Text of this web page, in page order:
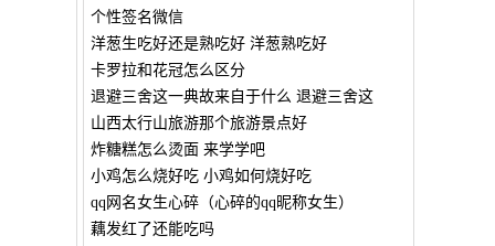
个性签名微信
洋葱生吃好还是熟吃好 洋葱熟吃好
卡罗拉和花冠怎么区分
退避三舍这一典故来自于什么 退避三舍这
山西太行山旅游那个旅游景点好
炸糖糕怎么烫面 来学学吧
小鸡怎么烧好吃 小鸡如何烧好吃
qq网名女生心碎（心碎的qq昵称女生）
藕发红了还能吃吗